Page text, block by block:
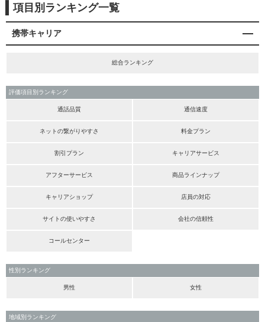
項目別ランキング一覧
携帯キャリア
総合ランキング
評価項目別ランキング
通話品質 通信速度
ネットの繋がりやすさ 料金プラン
割引プラン キャリアサービス
アフターサービス 商品ラインナップ
キャリアショップ 店員の対応
サイトの使いやすさ 会社の信頼性
コールセンター
性別ランキング
男性 女性
地域別ランキング